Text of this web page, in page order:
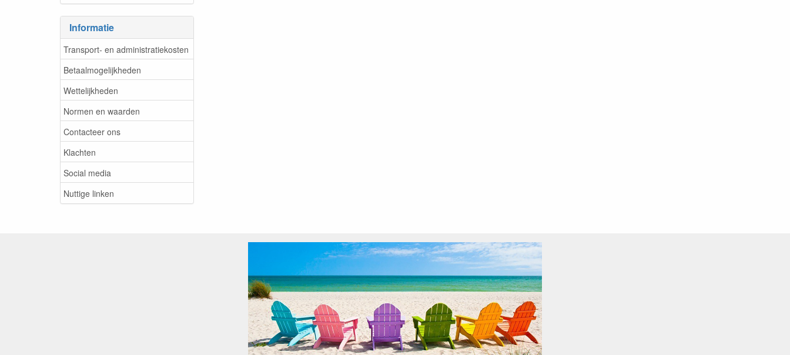
Informatie
Transport- en administratiekosten
Betaalmogelijkheden
Wettelijkheden
Normen en waarden
Contacteer ons
Klachten
Social media
Nuttige linken